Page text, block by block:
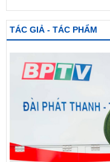
TÁC GIẢ - TÁC PHẨM